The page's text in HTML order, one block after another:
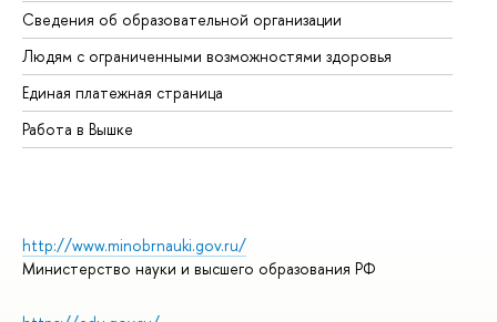
Сведения об образовательной организации
Людям с ограниченными возможностями здоровья
Единая платежная страница
Работа в Вышке
http://www.minobrnauki.gov.ru/
Министерство науки и высшего образования РФ